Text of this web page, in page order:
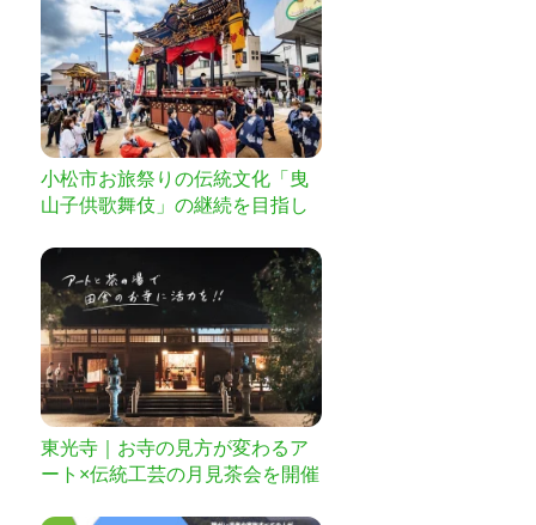
小松市お旅祭りの伝統文化「曳
山子供歌舞伎」の継続を目指し
東光寺｜お寺の見方が変わるア
ート×伝統工芸の月見茶会を開催